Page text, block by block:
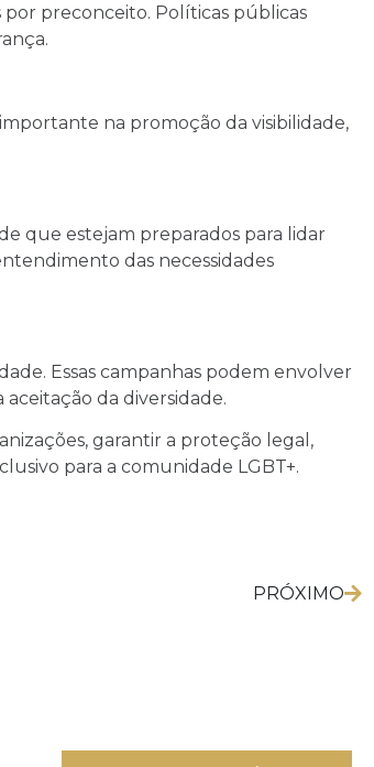
por preconceito. Políticas públicas
na promoção da visibilidade,
que estejam preparados para lidar
das necessidades
Essas campanhas podem envolver
da diversidade.
garantir a proteção legal,
para a comunidade LGBT+.
PRÓXIMO